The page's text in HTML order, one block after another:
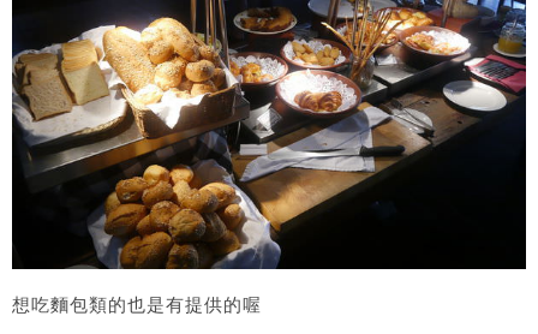
想吃麵包類的也是有提供的喔